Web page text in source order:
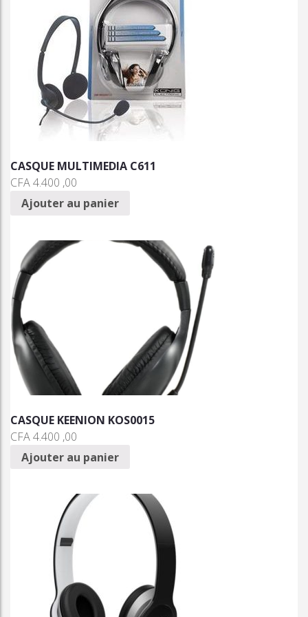
CASQUE MULTIMEDIA C611
CFA4.400 ,00
Ajouter au panier
CASQUE KEENION KOS0015
CFA4.400 ,00
Ajouter au panier